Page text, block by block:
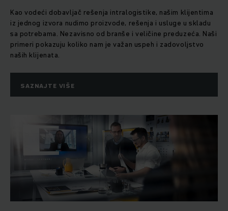
Kao vodeći dobavljač rešenja intralogistike, našim klijentima
iz jednog izvora nudimo proizvode, rešenja i usluge u skladu
sa potrebama. Nezavisno od branše i veličine preduzeća. Naši
primeri pokazuju koliko nam je važan uspeh i zadovoljstvo
naših klijenata.
SAZNAJTE VIŠE